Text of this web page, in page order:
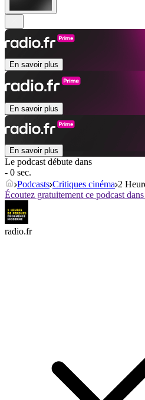
En savoir plus
En savoir plus
En savoir plus
Le podcast débute dans
- 0 sec.
Podcasts Critiques cinéma 2
Écoutez gratuitement ce podcast
radio.fr